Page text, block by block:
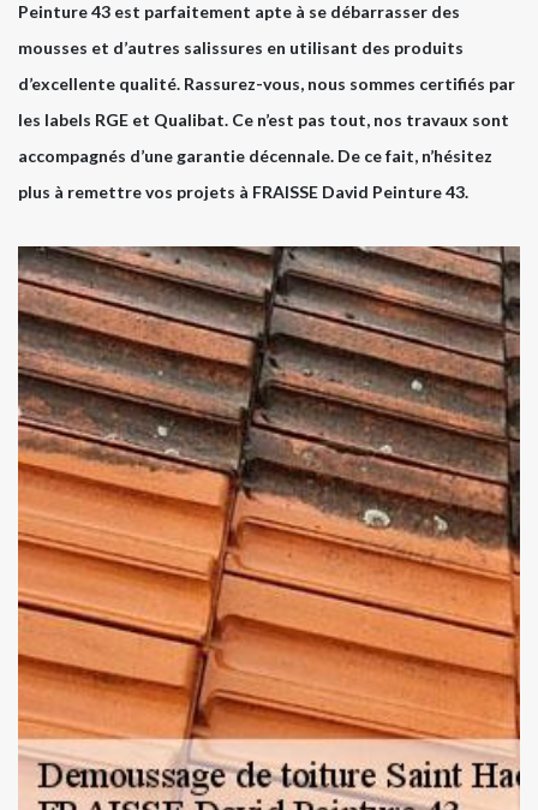
Peinture 43 est parfaitement apte à se débarrasser des
mousses et d’autres salissures en utilisant des produits
d’excellente qualité. Rassurez-vous, nous sommes certifiés par
les labels RGE et Qualibat. Ce n’est pas tout, nos travaux sont
accompagnés d’une garantie décennale. De ce fait, n’hésitez
plus à remettre vos projets à FRAISSE David Peinture 43.